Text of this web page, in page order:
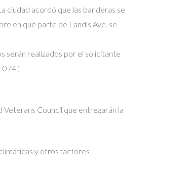
ciudad acordó que las banderas se
en qué parte de Landis Ave. se
serán realizados por el solicitante
0741 –
Veterans Council que entregarán la
y otros factores